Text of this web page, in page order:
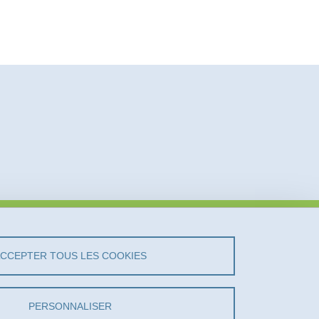
LinkedInTOUS LES COOKIES
PERSONNALISER